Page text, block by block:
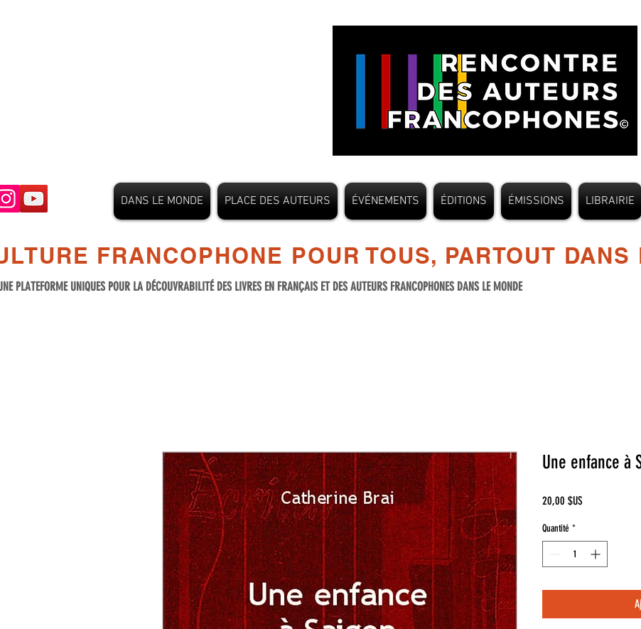
DANS LE MONDE PLACE DES AUTEURS ÉVÉNEMENTS ÉDITIONS ÉMISSIONS LIBRAIRIE
FRANCOPHONE POUR TOUS, PARTOUT DANS
PLATEFORME UNIQUES POUR LA DÉCOUVRABILITÉ DES LIVRES EN FRANÇAIS ET DES AUTEURS FRANCOPHONES DANS LE MONDE
Une enfance à
20,00 $US
Quantité *